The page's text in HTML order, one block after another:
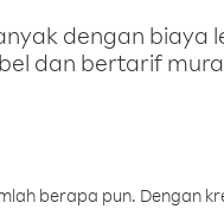
dengan biaya
dan bertarif
berapa pun. Dengan